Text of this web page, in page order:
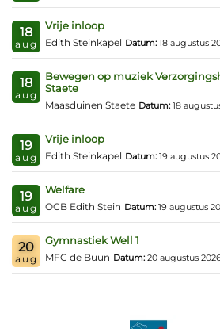
18
aug
Vrije inloop
Edith Steinkapel Datum: 18 augustus
18
aug
Bewegen op muziek
Staete
Maasduinen Staete Datum: 18
19
aug
Vrije inloop
Edith Steinkapel Datum: 19 augustus
19
aug
Welfare
OCB Edith Stein Datum: 19 augustus
20
aug
Gymnastiek Well 1
MFC de Buun Datum: 20 augustus